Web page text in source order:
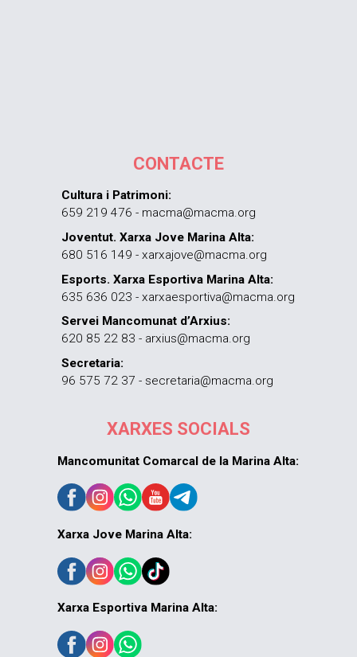
CONTACTE
Cultura i Patrimoni:
659 219 476 - macma@macma.org
Joventut. Xarxa Jove Marina Alta:
680 516 149 - xarxajove@macma.org
Esports. Xarxa Esportiva Marina Alta:
635 636 023 - xarxaesportiva@macma.org
Servei Mancomunat d’Arxius:
620 85 22 83 - arxius@macma.org
Secretaria:
96 575 72 37 - secretaria@macma.org
XARXES SOCIALS
Mancomunitat Comarcal de la Marina Alta:
Xarxa Jove Marina Alta:
Xarxa Esportiva Marina Alta: